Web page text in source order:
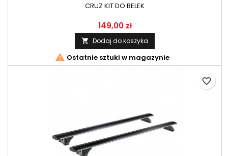
CRUZ KIT DO BELEK
149,00 zł
 Dodaj do koszyka
 Ostatnie sztuki w magazynie
favorite_border